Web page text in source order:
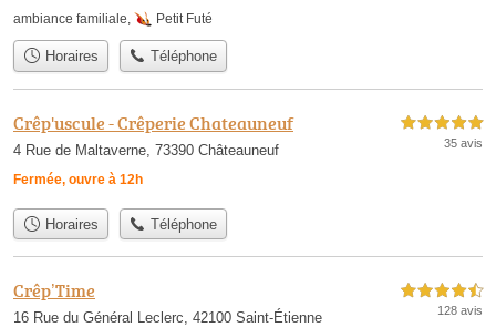
ambiance familiale, Petit Futé
Horaires Téléphone
Crêp'uscule - Crêperie Chateauneuf
4 Rue de Maltaverne, 73390 Châteauneuf
Fermée, ouvre à 12h
5,0 étoiles sur 5
35 avis
Horaires Téléphone
Crêp’Time
16 Rue du Général Leclerc, 42100 Saint-Étienne
4,5 étoiles sur 5
128 avis